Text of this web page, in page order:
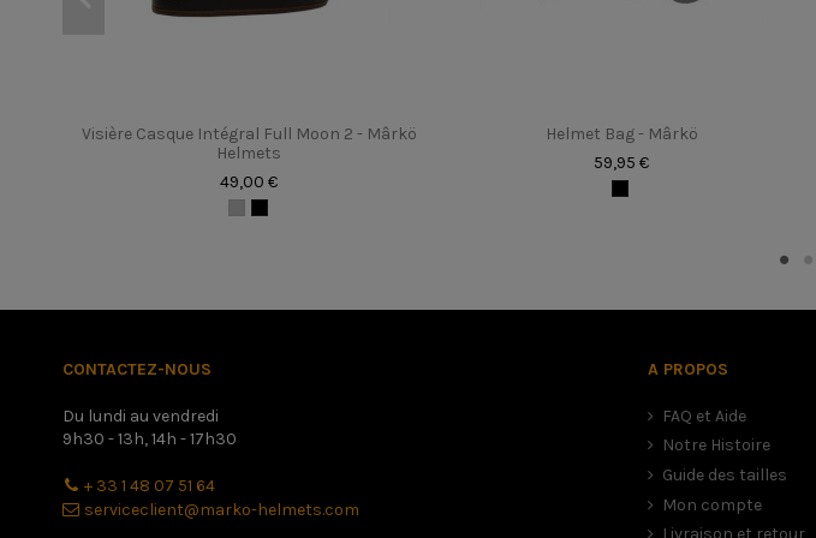
- Casque Enfant M-Kid
Visière Casque Intégral Full Moon 2 - Mârkö
Helmets
49,00 €
Helmet Bag - Mârkö
59,95 €
CONTACTEZ-NOUS
Du lundi au vendredi
9h30 - 13h, 14h - 17h30
+ 33 1 48 07 51 64
serviceclient@marko-helmets.com
A PROPOS
FAQ et Aide
Notre Histoire
Guide des tailles
Mon compte
Livraison et retour